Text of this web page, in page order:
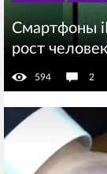
Смартфоны
рост
594 2